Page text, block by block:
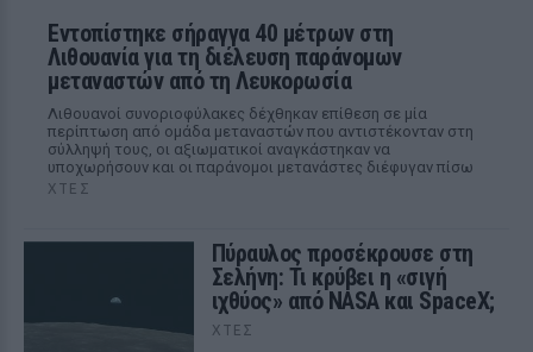
Εντοπίστηκε σήραγγα 40 μέτρων στη
Λιθουανία για τη διέλευση παράνομων
μεταναστών από τη Λευκορωσία
Λιθουανοί συνοριοφύλακες δέχθηκαν επίθεση σε μία
περίπτωση από ομάδα μεταναστών που αντιστέκονταν στη
σύλληψή τους, οι αξιωματικοί αναγκάστηκαν να
υποχωρήσουν και οι παράνομοι μετανάστες διέφυγαν πίσω
ΧΤΕΣ
Πύραυλος προσέκρουσε στη
Σελήνη: Τι κρύβει η «σιγή
ιχθύος» από NASA και SpaceX;
ΧΤΕΣ